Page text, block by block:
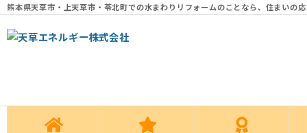
熊本県天草市・上天草市・苓北町での水まわりリフォームのことなら、住まいの